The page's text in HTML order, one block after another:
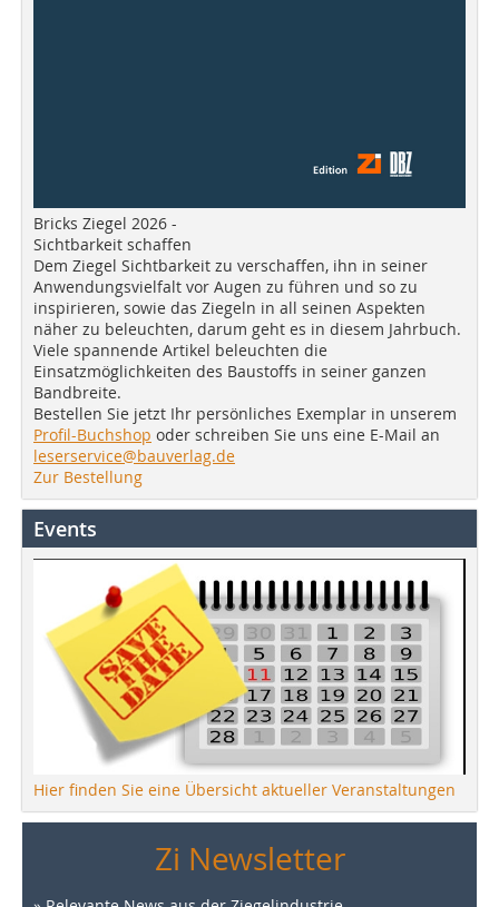
Bricks Ziegel 2026 -
Sichtbarkeit schaffen
Dem Ziegel Sichtbarkeit zu verschaffen, ihn in seiner
Anwendungsvielfalt vor Augen zu führen und so zu
inspirieren, sowie das Ziegeln in all seinen Aspekten
näher zu beleuchten, darum geht es in diesem Jahrbuch.
Viele spannende Artikel beleuchten die
Einsatzmöglichkeiten des Baustoffs in seiner ganzen
Bandbreite.
Bestellen Sie jetzt Ihr persönliches Exemplar in unserem
Profil-Buchshop oder schreiben Sie uns eine E-Mail an
leserservice@bauverlag.de
Zur Bestellung
Events
Hier finden Sie eine Übersicht aktueller Veranstaltungen
Zi Newsletter